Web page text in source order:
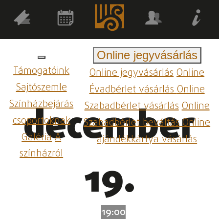
Támogatóink
Sajtószemle
Színházbejárás
csoportoknak
GalériaA
színházról
Online jegyvásárlás
Online jegyvásárlásOnline
Évadbérlet vásárlásOnline
Szabadbérlet vásárlásOnline
Szabadbérlet beváltásOnline
ajándékkártya vásárlás
december
19.
19:00